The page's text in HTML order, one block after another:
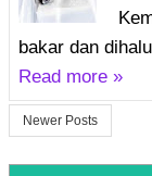
bakar dan
Read more »
Newer Posts